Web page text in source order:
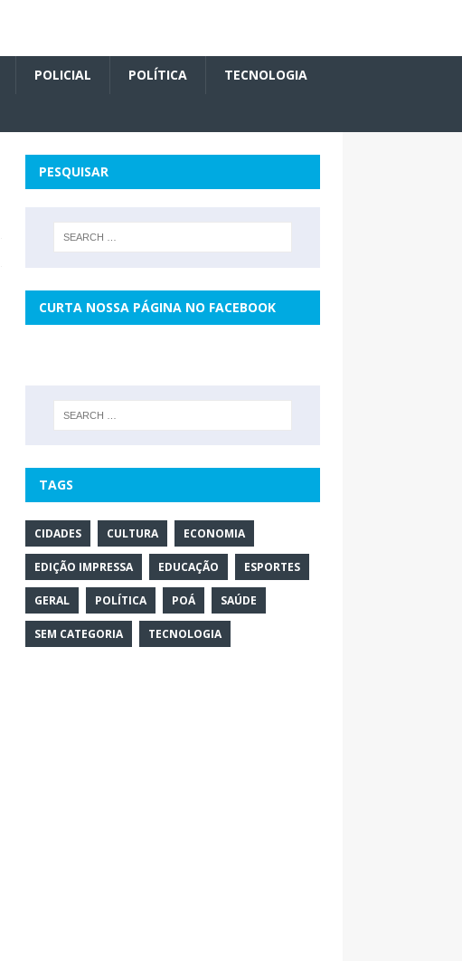
POLICIAL POLÍTICA TECNOLOGIA
PESQUISAR
CURTA NOSSA PÁGINA NO FACEBOOK
TAGS
CIDADES CULTURA ECONOMIA
EDIÇÃO IMPRESSA EDUCAÇÃO ESPORTES
GERAL POLÍTICA POÁ SAÚDE
SEM CATEGORIA TECNOLOGIA